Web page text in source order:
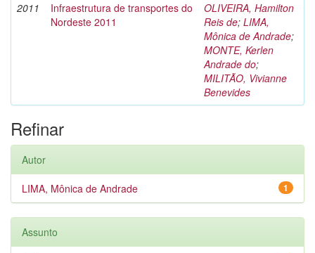
2011
Infraestrutura de transportes do
Nordeste 2011
OLIVEIRA, Hamilton
Reis de; LIMA,
Mônica de Andrade;
MONTE, Kerlen
Andrade do;
MILITÃO, Vivianne
Benevides
Refinar
Autor
1
LIMA, Mônica de Andrade
Assunto